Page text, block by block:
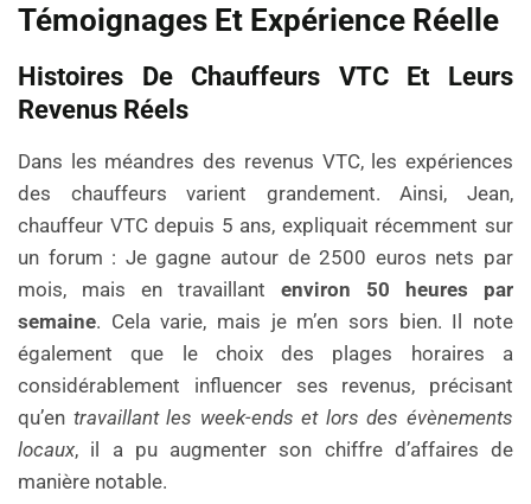
Témoignages Et Expérience Réelle
Histoires De Chauffeurs VTC Et Leurs
Revenus Réels
Dans les méandres des revenus VTC, les expériences
des chauffeurs varient grandement. Ainsi, Jean,
chauffeur VTC depuis 5 ans, expliquait récemment sur
un forum : Je gagne autour de 2500 euros nets par
mois, mais en travaillant environ 50 heures par
semaine. Cela varie, mais je m’en sors bien. Il note
également que le choix des plages horaires a
considérablement influencer ses revenus, précisant
qu’en travaillant les week-ends et lors des évènements
locaux, il a pu augmenter son chiffre d’affaires de
manière notable.